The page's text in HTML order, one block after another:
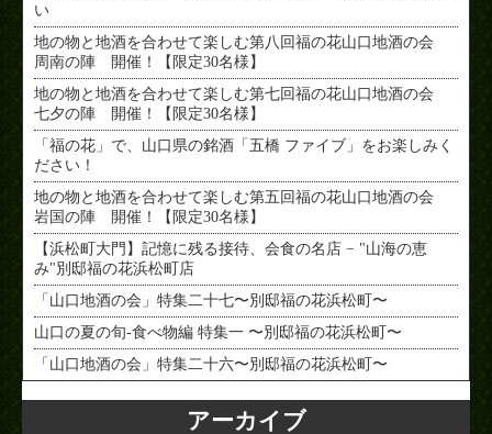
い
地の物と地酒を合わせて楽しむ第八回福の花山口地酒の会
周南の陣 開催！【限定30名様】
地の物と地酒を合わせて楽しむ第七回福の花山口地酒の会
七夕の陣 開催！【限定30名様】
「福の花」で、山口県の銘酒「五橋 ファイブ」をお楽しみく
ださい！
地の物と地酒を合わせて楽しむ第五回福の花山口地酒の会
岩国の陣 開催！【限定30名様】
【浜松町大門】記憶に残る接待、会食の名店 − "山海の恵
み"別邸福の花浜松町店
「山口地酒の会」特集二十七〜別邸福の花浜松町〜
山口の夏の旬-食べ物編 特集一 〜別邸福の花浜松町〜
「山口地酒の会」特集二十六〜別邸福の花浜松町〜
アーカイブ